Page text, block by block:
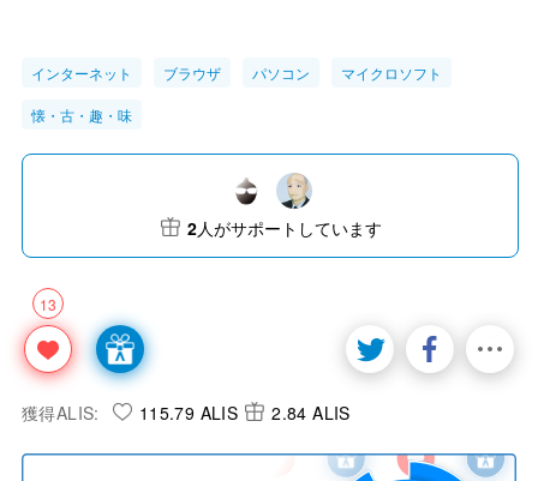
インターネット ブラウザ パソコン マイクロソフト
懐・古・趣・味
13
2人がサポートしています
獲得ALIS: 115.79 ALIS 2.84 ALIS